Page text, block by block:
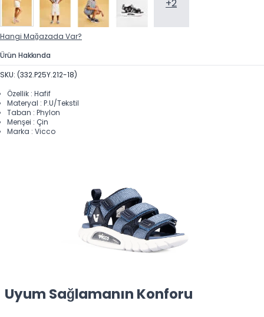
+2
Hangi Mağazada Var?
Ürün Hakkında
SKU: (332.P25Y.212-18)
Özellik : Hafif
Materyal : P.U/Tekstil
Taban : Phylon
Menşei : Çin
Marka : Vicco
Uyum Sağlamanın Konforu